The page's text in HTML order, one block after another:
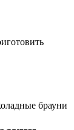
брауни